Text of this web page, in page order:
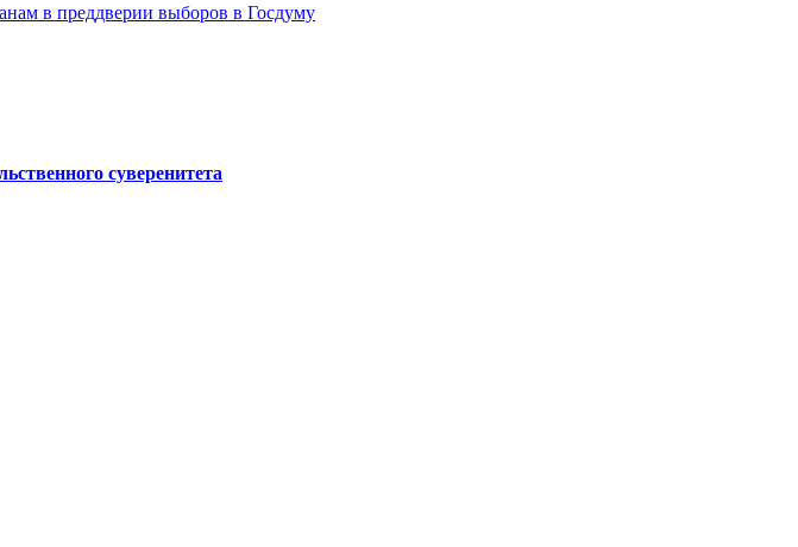
в преддверии выборов в Госдуму
суверенитета